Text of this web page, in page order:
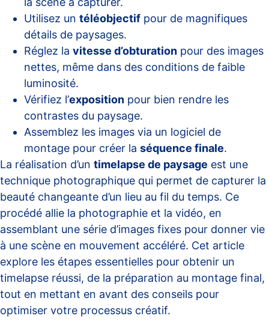
Utilisez un téléobjectif pour de magnifiques
détails de paysages.
Réglez la vitesse d’obturation pour des images
nettes, même dans des conditions de faible
luminosité.
Vérifiez l’exposition pour bien rendre les
contrastes du paysage.
Assemblez les images via un logiciel de
montage pour créer la séquence finale.
La réalisation d’un timelapse de paysage est une
technique photographique qui permet de capturer la
beauté changeante d’un lieu au fil du temps. Ce
procédé allie la photographie et la vidéo, en
assemblant une série d’images fixes pour donner vie
à une scène en mouvement accéléré. Cet article
explore les étapes essentielles pour obtenir un
timelapse réussi, de la préparation au montage final,
tout en mettant en avant des conseils pour
optimiser votre processus créatif.